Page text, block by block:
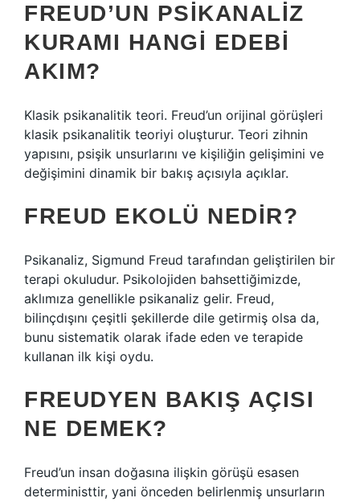
FREUD’UN PSIKANALIZ
KURAMI HANGI EDEBI
AKIM?
Klasik psikanalitik teori. Freud’un orijinal görüşleri
klasik psikanalitik teoriyi oluşturur. Teori zihnin
yapısını, psişik unsurlarını ve kişiliğin gelişimini ve
değişimini dinamik bir bakış açısıyla açıklar.
FREUD EKOLÜ NEDIR?
Psikanaliz, Sigmund Freud tarafından geliştirilen bir
terapi okuludur. Psikolojiden bahsettiğimizde,
aklımıza genellikle psikanaliz gelir. Freud,
bilinçdışını çeşitli şekillerde dile getirmiş olsa da,
bunu sistematik olarak ifade eden ve terapide
kullanan ilk kişi oydu.
FREUDYEN BAKIŞ AÇISI
NE DEMEK?
Freud’un insan doğasına ilişkin görüşü esasen
deterministtir, yani önceden belirlenmiş unsurların